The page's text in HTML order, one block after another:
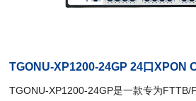
TGONU-XP1200-24GP 24口XPON
TGONU-XP1200-24GP是一款专为FTTB/